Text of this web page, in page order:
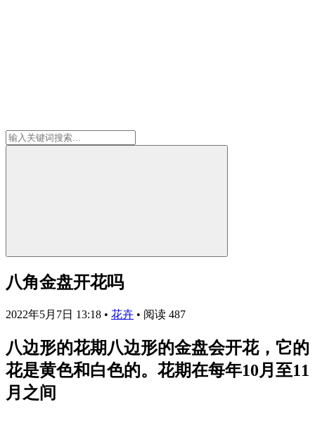
八角金盘开花吗
2022年5月7日 13:18 • 花卉 • 阅读 487
八边形的花期八边形的金盘会开花，它的
花是黄色和白色的。花期在每年10月至11
月之间